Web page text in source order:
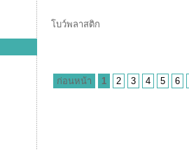
โบว์พลาสติก
ก่อนหน้า 1 2 3 4 5 6